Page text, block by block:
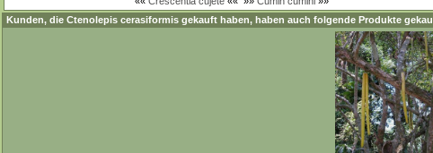
Kunden, die Ctenolepis cerasiformis gekauft haben, haben auch folgende Produkte